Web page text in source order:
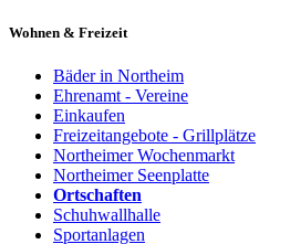
Wohnen & Freizeit
Bäder in Northeim
Ehrenamt - Vereine
Einkaufen
Freizeitangebote - Grillplätze
Northeimer Wochenmarkt
Northeimer Seenplatte
Ortschaften
Schuhwallhalle
Sportanlagen